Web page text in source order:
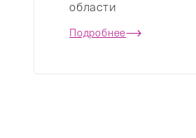
области
Подробнее